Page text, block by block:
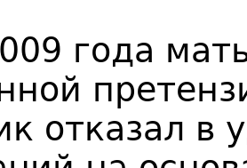
года
отказал в